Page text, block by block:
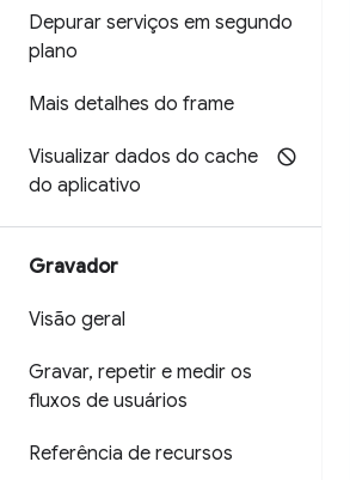
Depurar serviços em segundo
plano
Mais detalhes do frame
Visualizar dados do cache
do aplicativo
Gravador
Visão geral
Gravar, repetir e medir os
fluxos de usuários
Referência de recursos